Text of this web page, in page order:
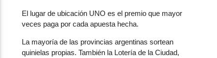
El lugar de ubicación UNO es el premio que mayor
veces paga por cada apuesta hecha.
La mayoría de las provincias argentinas sortean
quinielas propias. También la Lotería de la Ciudad,